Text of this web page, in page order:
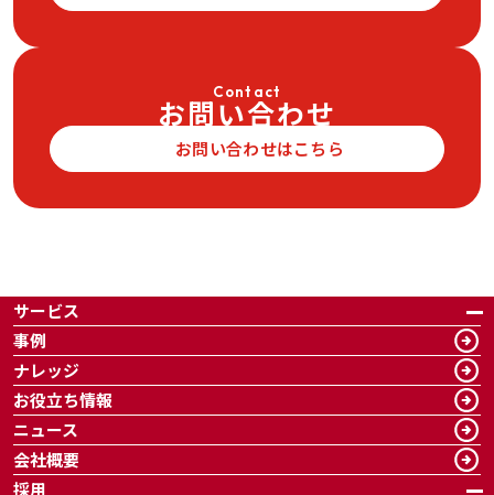
Contact
お問い合わせ
お問い合わせはこちら
サービス
事例
ナレッジ
お役立ち情報
ニュース
会社概要
採用